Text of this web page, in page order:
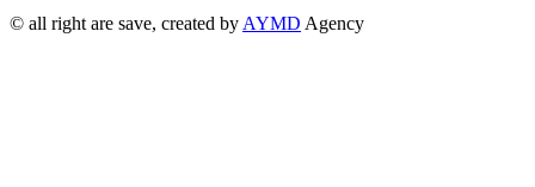
© all right are save, created by AYMD Agency